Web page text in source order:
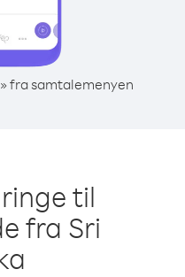
fra samtalemenyen
til
fra Sri